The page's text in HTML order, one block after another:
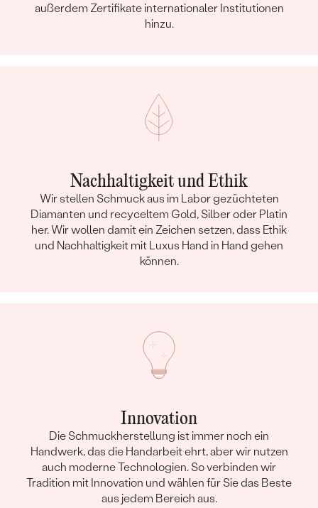
außerdem Zertifikate internationaler Institutionen
hinzu.
Nachhaltigkeit und Ethik
Wir stellen Schmuck aus im Labor gezüchteten
Diamanten und recyceltem Gold, Silber oder Platin
her. Wir wollen damit ein Zeichen setzen, dass Ethik
und Nachhaltigkeit mit Luxus Hand in Hand gehen
können.
Innovation
Die Schmuckherstellung ist immer noch ein
Handwerk, das die Handarbeit ehrt, aber wir nutzen
auch moderne Technologien. So verbinden wir
Tradition mit Innovation und wählen für Sie das Beste
aus jedem Bereich aus.